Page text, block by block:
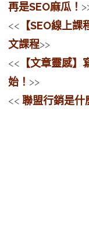
再是SEO麻瓜！
<< 【SEO線上
文課程>>
<< 【文章靈感
始！ >>
<< 聯盟行銷是什